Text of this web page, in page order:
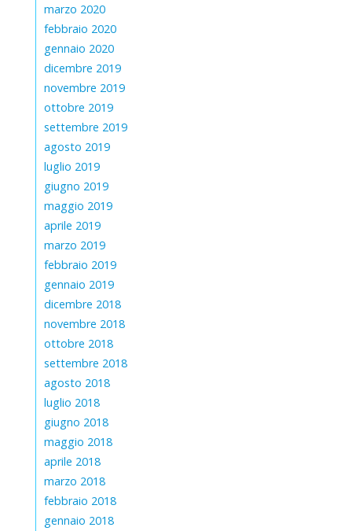
marzo 2020
febbraio 2020
gennaio 2020
dicembre 2019
novembre 2019
ottobre 2019
settembre 2019
agosto 2019
luglio 2019
giugno 2019
maggio 2019
aprile 2019
marzo 2019
febbraio 2019
gennaio 2019
dicembre 2018
novembre 2018
ottobre 2018
settembre 2018
agosto 2018
luglio 2018
giugno 2018
maggio 2018
aprile 2018
marzo 2018
febbraio 2018
gennaio 2018